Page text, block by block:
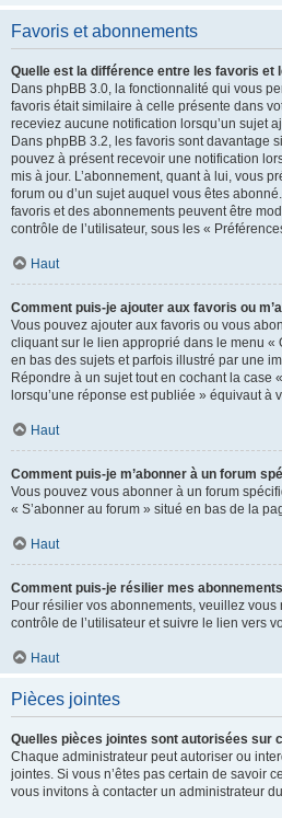
Favoris et abonnements
Quelle est la différence entre les favoris et
Dans phpBB 3.0, la fonctionnalité qui vous
favoris était similaire à celle présente dans
receviez aucune notification lorsqu’un sujet
Dans phpBB 3.2, les favoris sont davantage
pouvez à présent recevoir une notification
mis à jour. L’abonnement, quant à lui, vous
forum ou d’un sujet auquel vous êtes
favoris et des abonnements peuvent être
contrôle de l’utilisateur, sous les «
Haut
Comment puis-je ajouter aux favoris ou
Vous pouvez ajouter aux favoris ou vous
cliquant sur le lien approprié dans le menu «
en bas des sujets et parfois illustré par une
Répondre à un sujet tout en cochant la case
lorsqu’une réponse est publiée » équivaut à
Haut
Comment puis-je m’abonner à un forum
Vous pouvez vous abonner à un forum
« S’abonner au forum » situé en bas de la
Haut
Comment puis-je résilier mes
Pour résilier vos abonnements, veuillez
contrôle de l’utilisateur et suivre le lien vers
Haut
Pièces jointes
Quelles pièces jointes sont autorisées sur
Chaque administrateur peut autoriser ou
jointes. Si vous n’êtes pas certain de savoir
vous invitons à contacter un administrateur